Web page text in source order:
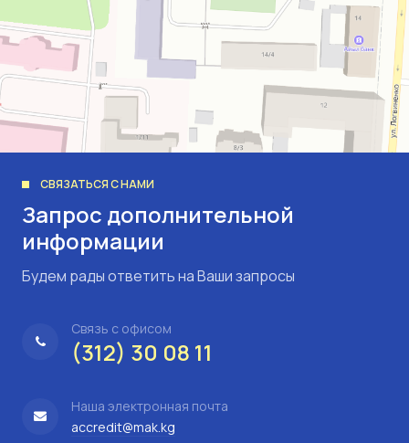
СВЯЗАТЬСЯ С НАМИ
Запрос дополнительной
информации
Будем рады ответить на Ваши запросы
Связь с офисом
(312) 30 08 11
Наша электронная почта
accredit@mak.kg